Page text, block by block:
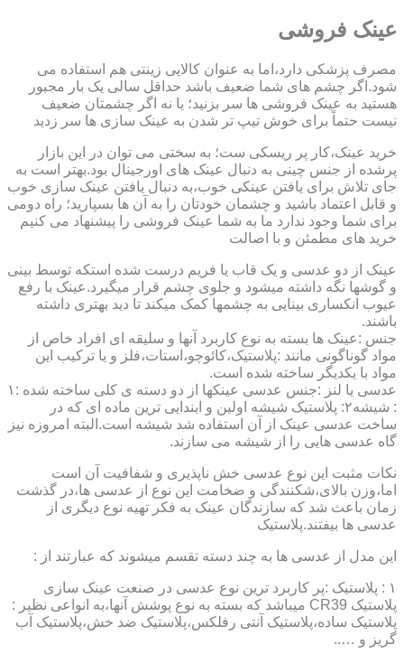
عینک فروشی
مصرف پزشکی دارد،اما به عنوان کالایی زینتی هم استفاده می
شود.اگر چشم های شما ضعیف باشد حداقل سالی یک بار مجبور
هستید به عینک فروشی ها سر بزنید؛ یا نه اگر چشمتان ضعیف
نیست حتماً برای خوش تیپ تر شدن به عینک سازی ها سر زدید
خرید عینک،کار پر ریسکی ست؛ به سختی می توان در این بازار
پرشده از جنس چینی به دنبال عینک های اورجینال بود.بهتر است به
جای تلاش برای یافتن عینکی خوب،به دنبال یافتن عینک سازی خوب
و قابل اعتماد باشید و چشمان خودتان را به آن ها بسپارید؛ راه دومی
برای شما وجود ندارد ما به شما عینک فروشی را پیشنهاد می کنیم
خرید های مطمئن و با اصالت
عینک از دو عدسی و یک قاب یا فریم درست شده استکه توسط بینی
و گوشها نگه داشته میشود و جلوی چشم قرار میگیرد.عینک با رفع
عیوب انکساری بینایی به چشمها کمک میکند تا دید بهتری داشته
باشند.
جنس :عینک ها بسته به نوع کاربرد آنها و سلیقه ای افراد خاص از
مواد گوناگونی مانند :پلاستیک،کائوچو،استات،فلز و یا ترکیب این
مواد با یکدیگر ساخته شده است.
عدسی یا لنز :جنس عدسی عینکها از دو دسته ی کلی ساخته شده :۱
: شیشه۲: پلاستیک شیشه اولین و ابندایی ترین ماده ای که در
ساخت عدسی عینک از آن استفاده شد شیشه است.البته امروزه نیز
گاه عدسی هایی را از شیشه می سازند.
نکات مثبت این نوع عدسی خش ناپذیری و شفافیت آن است
اما،وزن بالای،شکنندگی و ضخامت این نوع از عدسی ها،در گذشت
زمان باعث شد که سازندگان عینک به فکر تهیه نوع دیگری از
عدسی ها بیفتند.پلاستیک
این مدل از عدسی ها به چند دسته تقسم میشوند که عبارتند از :
۱ : پلاستیک :پر کاربرد ترین نوع عدسی در صنعت عینک سازی
پلاستیک CR39 میباشد که بسته به نوع پوشش آنها،به انواعی نظیر :
پلاستیک ساده،پلاستیک آنتی رفلکس،پلاستیک ضد خش،پلاستیک آب
گریز و …..